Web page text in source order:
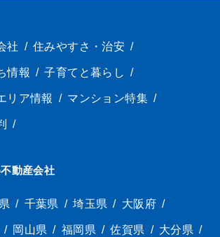
社 / 住みやすさ・治安 /
情報 / 子育てと暮らし /
リア情報 / マンション特集 /
/
動産会社
/ 千葉県 / 埼玉県 / 大阪府 /
/ 岡山県 / 福岡県 / 佐賀県 / 大分県 /